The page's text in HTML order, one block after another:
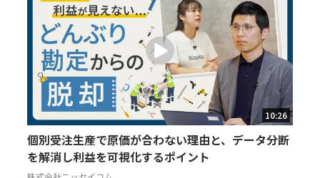
10:26
個別受注生産で原価が合わない理由と、データ分断
を解消し利益を可視化するポイント